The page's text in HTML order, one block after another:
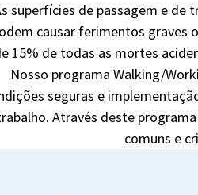
superfícies de passagem e de
causar ferimentos graves
15% de todas as mortes
Nosso programa Walking/
seguras e
Através deste
comuns e